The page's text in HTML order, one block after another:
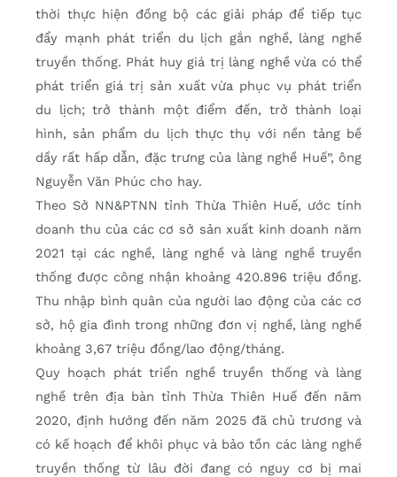
thời thực hiện đồng bộ các giải pháp để tiếp tục
đẩy mạnh phát triển du lịch gắn nghề, làng nghề
truyền thống. Phát huy giá trị làng nghề vừa có thể
phát triển giá trị sản xuất vừa phục vụ phát triển
du lịch; trở thành một điểm đến, trở thành loại
hình, sản phẩm du lịch thực thụ với nền tảng bề
dầy rất hấp dẫn, đặc trưng của làng nghề Huế”, ông
Nguyễn Văn Phúc cho hay.
Theo Sở NN&PTNN tỉnh Thừa Thiên Huế, ước tính
doanh thu của các cơ sở sản xuất kinh doanh năm
2021 tại các nghề, làng nghề và làng nghề truyền
thống được công nhận khoảng 420.896 triệu đồng.
Thu nhập bình quân của người lao động của các cơ
sở, hộ gia đình trong những đơn vị nghề, làng nghề
khoảng 3,67 triệu đồng/lao động/tháng.
Quy hoạch phát triển nghề truyền thống và làng
nghề trên địa bàn tỉnh Thừa Thiên Huế đến năm
2020, định hướng đến năm 2025 đã chủ trương và
có kế hoạch để khôi phục và bảo tồn các làng nghề
truyền thống từ lâu đời đang có nguy cơ bị mai